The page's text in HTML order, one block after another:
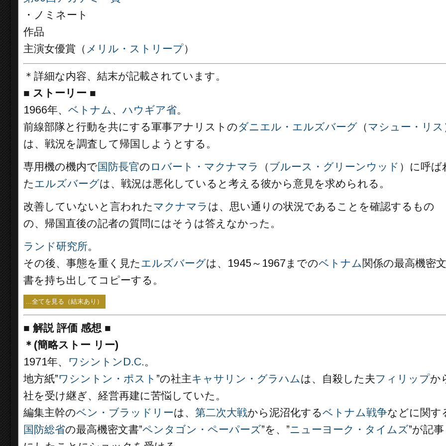
・ノミネート
作品
主演女優賞（ メリル・ストリープ）
＊詳細な内容、結末が記載されています。
■ ストーリー ■
1966年、 ベトナム、 ハウギア省。
前線部隊と行動を共にする軍事アナリストのダニエル・エルズバーグ （マシュー・リス
は、戦況を調査して帰国しようとする。
専用機の機内で国防長官の ロバート・マクナマラ （ ブルース・グリーンウッド ）に呼ば
たエルズバーグは、戦況は悪化していると考える彼から意見を求められる。
改善していないと言われたマクナマラ は、思い通りの状況であることを確認するもの
の、帰国直後の記者の質問にはそうは答えなかった。
ランド研究所。
その後、事態を重く見たエルズバーグは、1945～1967までのベトナム関係の最高機密文
書を持ち出してコピーする。
...全てを見る（結末あり）
■ 解説 評価 感想 ■
＊(簡略ストー リー)
1971年、 ワシントンD.C.。
地方紙”ワシントン・ポスト ”の社主キャサリン・グラハムは、自殺した夫フィリップか
社を受け継ぎ、経営再建に苦悩していた。
編集主幹のベン・ブラッドリーは、 第二次大戦から泥沼化するベトナム戦争などに関す
国防総省の最高機密文書”ペンタゴン・ペーパーズ”を、”ニューヨーク・タイムズ”が記事